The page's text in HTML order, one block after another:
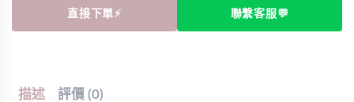
直接下單⚡ 聯繫客服💬
描述 評價 (0)